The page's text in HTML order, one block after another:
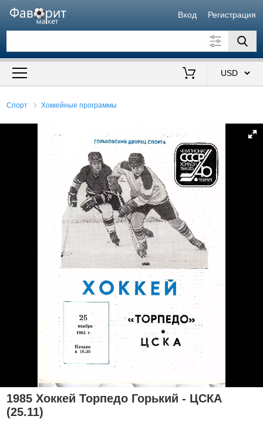
Вход Регистрация
Искать также в описании
Спорт Хоккейные программы
1985 Хоккей Торпедо Горький - ЦСКА
(25.11)